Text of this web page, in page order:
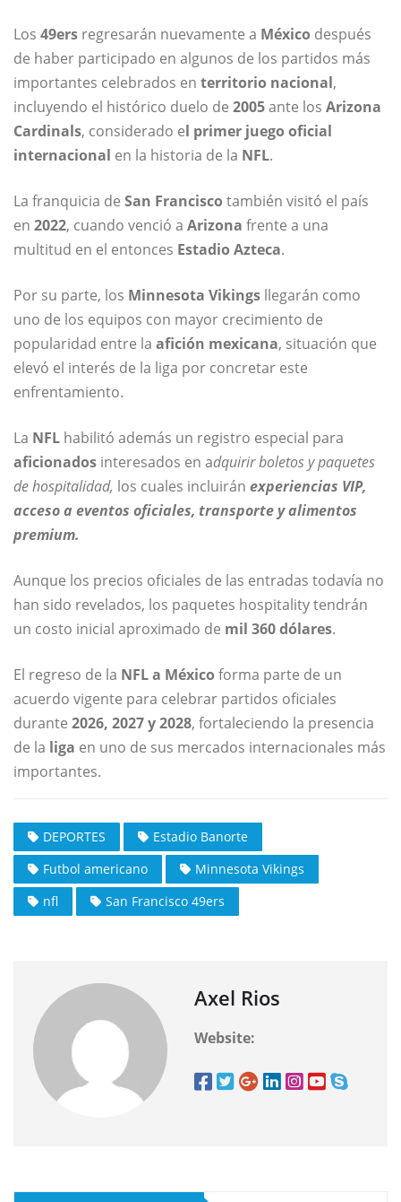
Los 49ers regresarán nuevamente a México después
de haber participado en algunos de los partidos más
importantes celebrados en territorio nacional,
incluyendo el histórico duelo de 2005ante los Arizona
Cardinals, considerado el primer juego oficial
internacional en la historia de la NFL.
La franquicia de San Francisco también visitó el país
en 2022, cuando venció a Arizona frente a una
multitud en el entonces Estadio Azteca.
Por su parte, los Minnesota Vikings llegarán como
uno de los equipos con mayor crecimiento de
popularidad entre la afición mexicana, situación que
elevó el interés de la liga por concretar este
enfrentamiento.
La NFL habilitó además un registro especial para
aficionados interesados en adquirir boletos y paquetes
de hospitalidad, los cuales incluirán experiencias VIP,
acceso a eventos oficiales, transporte y alimentos
premium.
Aunque los precios oficiales de las entradas todavía no
han sido revelados, los paquetes hospitality tendrán
un costo inicial aproximado de mil 360 dólares.
El regreso de la NFL a México forma parte de un
acuerdo vigente para celebrar partidos oficiales
durante 2026, 2027 y 2028, fortaleciendo la presencia
de la liga en uno de sus mercados internacionales más
importantes.
DEPORTES
Estadio Banorte
Futbol americano
Minnesota Vikings
nfl
San Francisco 49ers
Axel Rios
Website: